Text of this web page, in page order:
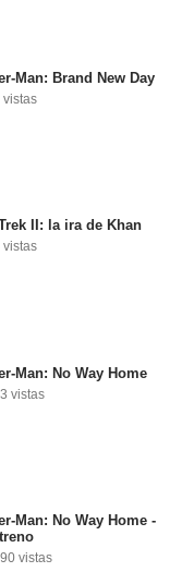
Man: Brand New Day
vistas
II: la ira de Khan
vistas
Man: No Way Home
vistas
Man: No Way Home -
vistas